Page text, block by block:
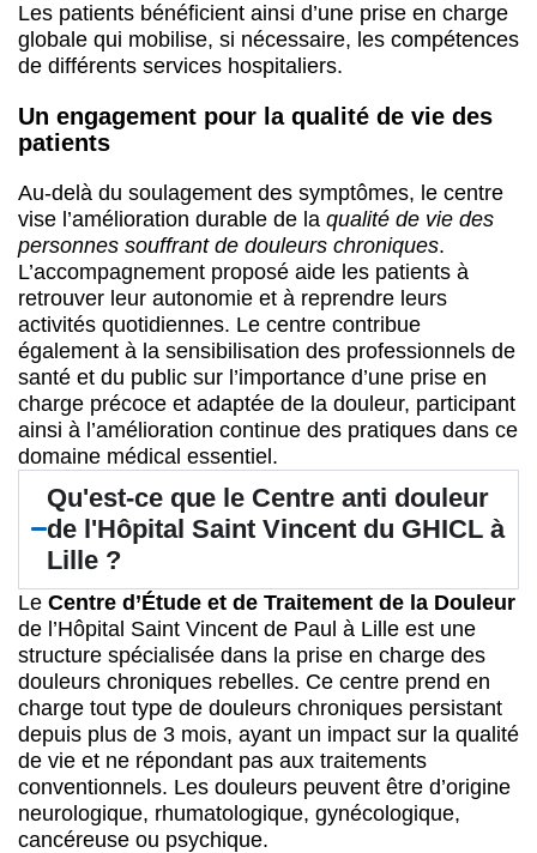
Les patients bénéficient ainsi d’une prise en charge
globale qui mobilise, si nécessaire, les compétences
de différents services hospitaliers.
Un engagement pour la qualité de vie des
patients
Au-delà du soulagement des symptômes, le centre
vise l’amélioration durable de la qualité de vie des
personnes souffrant de douleurs chroniques.
L’accompagnement proposé aide les patients à
retrouver leur autonomie et à reprendre leurs
activités quotidiennes. Le centre contribue
également à la sensibilisation des professionnels de
santé et du public sur l’importance d’une prise en
charge précoce et adaptée de la douleur, participant
ainsi à l’amélioration continue des pratiques dans ce
domaine médical essentiel.
Qu'est-ce que le Centre anti douleur
de l'Hôpital Saint Vincent du GHICL à
Lille ?
Le Centre d’Étude et de Traitement de la Douleur
de l’Hôpital Saint Vincent de Paul à Lille est une
structure spécialisée dans la prise en charge des
douleurs chroniques rebelles. Ce centre prend en
charge tout type de douleurs chroniques persistant
depuis plus de 3 mois, ayant un impact sur la qualité
de vie et ne répondant pas aux traitements
conventionnels. Les douleurs peuvent être d’origine
neurologique, rhumatologique, gynécologique,
cancéreuse ou psychique.